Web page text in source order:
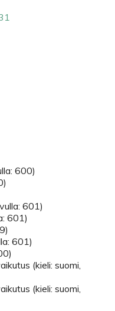
600)
601)
601)
601)
(kieli: suomi,
(kieli: suomi,